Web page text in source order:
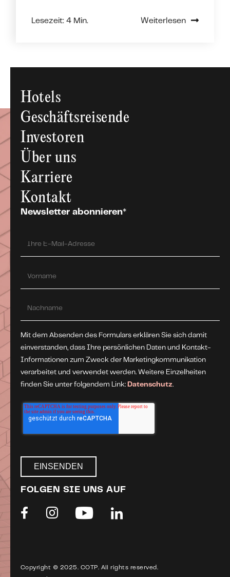
Lesezeit: 4 Min. Weiterlesen
Hotels
Geschäfts­reisende
Investoren
Über uns
Karriere
Kontakt
Newsletter abonnieren*
Mit dem Absenden des Formulars erklären Sie sich damit
einverstanden, dass Ihre persönlichen Daten und Kontakt-
Informationen zum Zweck der Marketingkommunikation
verarbeitet und verwendet werden. Weitere Einzelheiten
finden Sie unter folgendem Link: Datenschutz.
FOLGEN SIE UNS AUF
Copyright © 2025. COTP. All rights reserved.